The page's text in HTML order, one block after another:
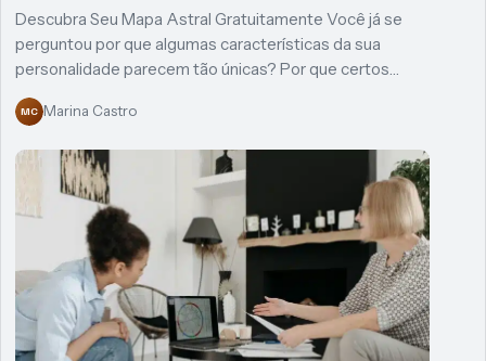
Descubra Seu Mapa Astral Gratuitamente Você já se
perguntou por que algumas características da sua
personalidade parecem tão únicas? Por que certos…
MC Marina Castro